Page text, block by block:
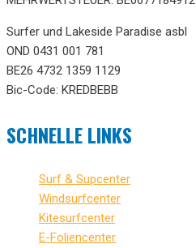
Surfer und Lakeside Paradise asbl
OND 0431 001 781
BE26 4732 1359 1129
Bic-Code: KREDBEBB
SCHNELLE LINKS
Surf & Supcenter
Windsurfcenter
Kitesurfcenter
E-Foliencenter